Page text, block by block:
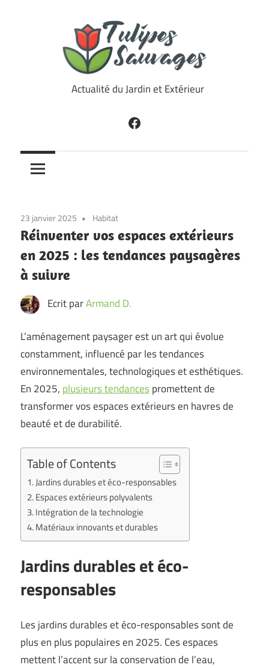
TulipesActualité du Jardin et Extérieur
Facebook
23 janvier 2025 Habitat
Réinventer vos espaces extérieurs
en 2025 : les tendances paysagères
à suivre
Ecrit parArmand D.
L’aménagement paysager est un art qui évolue
constamment, influencé par les tendances
environnementales, technologiques et esthétiques.
En 2025, plusieurs tendancespromettent de
transformer vos espaces extérieurs en havres de
beauté et de durabilité.
Table of Contents
Jardins durables et éco-responsables
Espaces extérieurs polyvalents
Intégration de la technologie
Matériaux innovants et durables
Jardins durables et éco-
responsables
Les jardins durables et éco-responsables sont de
plus en plus populaires en 2025. Ces espaces
mettent l’accent sur la conservation de l’eau,